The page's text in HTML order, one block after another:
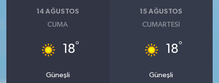
14 AĞUSTOS
CUMA
18°
Güneşli
15 AĞUSTOS
CUMARTESI
18°
Güneşli